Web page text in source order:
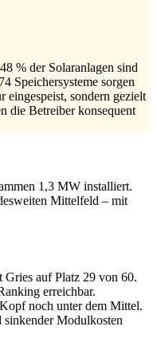
% der Solaranlagen sind
Speichersysteme sorgen
eingespeist, sondern gezielt
die Betreiber konsequent
1,3 MW installiert.
Mittelfeld – mit
auf Platz 29 von 60.
erreichbar.
noch unter dem Mittel.
sinkender Modulkosten